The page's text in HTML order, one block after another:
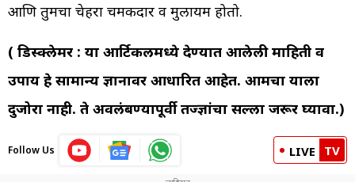
आणि तुमचा चेहरा चमकदार व मुलायम होतो.
( डिस्क्लेमर : या आर्टिकलमध्ये देण्यात आलेली माहिती व
उपाय हे सामान्य ज्ञानावर आधारित आहेत. आमचा याला
दुजोरा नाही. ते अवलंबण्यापूर्वी तज्ज्ञांचा सल्ला जरूर घ्यावा.)
Follow Us LIVE TV